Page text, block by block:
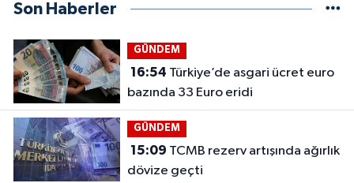
Son Haberler
GÜNDEM
16:54
bazında 33 Euro eridi
GÜNDEM
15:09
dövize geçti